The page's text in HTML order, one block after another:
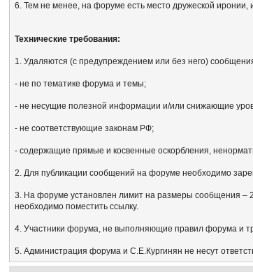
6. Тем не менее, на форуме есть место дружеской иронии,
Технические требования:
1. Удаляются (с предупреждением или без него)
- не по тематике форума и темы;
- не несущие полезной информации и/или снижающие
- не соответствующие законам РФ;
- содержащие прямые и косвенные оскорбления,
2. Для публикации сообщений на форуме необходимо
3. На форуме установлен лимит на размеры сообщения –
необходимо поместить ссылку.
4. Участники форума, не выполняющие правил форума и
5. Администрация форума и С.Е.Кургинян не несут